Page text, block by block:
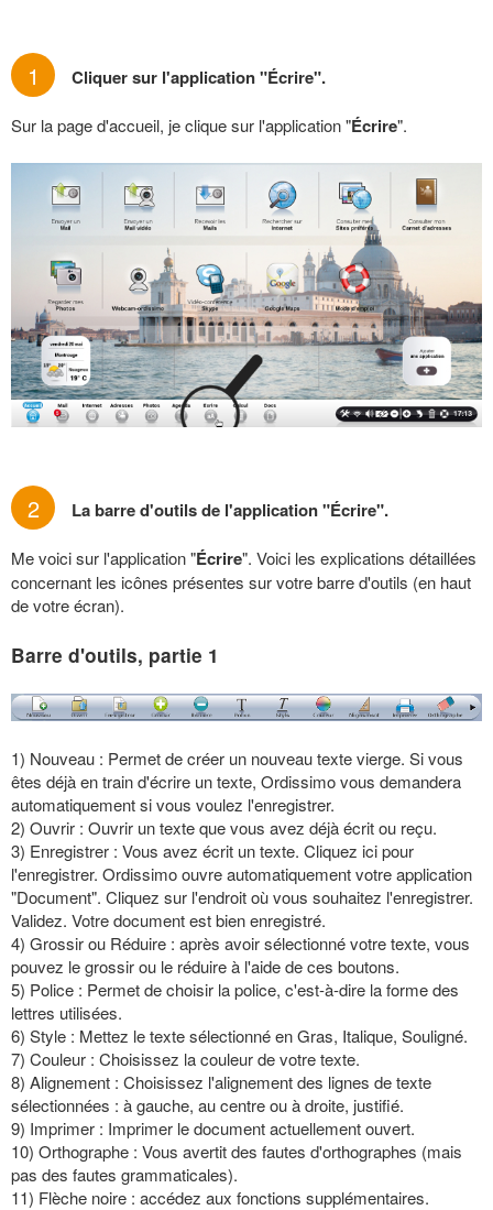
1 Cliquer sur l'application "Écrire".
Sur la page d'accueil, je clique sur l'application "Écrire".
2 La barre d'outils de l'application "Écrire".
Me voici sur l'application "Écrire". Voici les explications détaillées
concernant les icônes présentes sur votre barre d'outils (en haut
de votre écran).
Barre d'outils, partie 1
1) Nouveau : Permet de créer un nouveau texte vierge. Si vous
êtes déjà en train d'écrire un texte, Ordissimo vous demandera
automatiquement si vous voulez l'enregistrer.
2) Ouvrir : Ouvrir un texte que vous avez déjà écrit ou reçu.
3) Enregistrer : Vous avez écrit un texte. Cliquez ici pour
l'enregistrer. Ordissimo ouvre automatiquement votre application
"Document". Cliquez sur l'endroit où vous souhaitez l'enregistrer.
Validez. Votre document est bien enregistré.
4) Grossir ou Réduire : après avoir sélectionné votre texte, vous
pouvez le grossir ou le réduire à l'aide de ces boutons.
5) Police : Permet de choisir la police, c'est-à-dire la forme des
lettres utilisées.
6) Style : Mettez le texte sélectionné en Gras, Italique, Souligné.
7) Couleur : Choisissez la couleur de votre texte.
8) Alignement : Choisissez l'alignement des lignes de texte
sélectionnées : à gauche, au centre ou à droite, justifié.
9) Imprimer : Imprimer le document actuellement ouvert.
10) Orthographe : Vous avertit des fautes d'orthographes (mais
pas des fautes grammaticales).
11) Flèche noire : accédez aux fonctions supplémentaires.